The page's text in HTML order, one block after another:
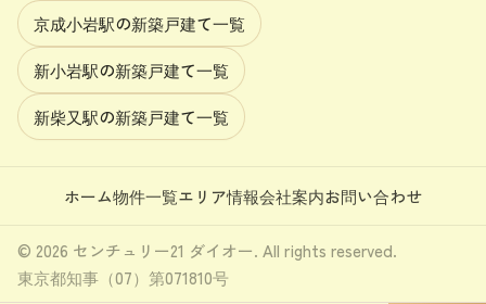
京成小岩駅の新築戸建て一覧
新小岩駅の新築戸建て一覧
新柴又駅の新築戸建て一覧
ホーム物件一覧エリア情報会社案内お問い合わせ
© 2026 センチュリー21 ダイオー. All rights reserved.
東京都知事（07）第071810号